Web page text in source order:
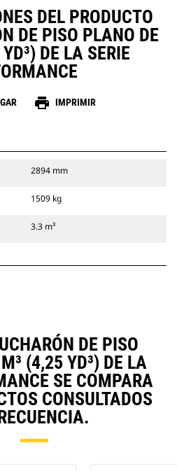
DEL PRODUCTO
DE PISO PLANO DE
DE LA SERIE
print IMPRIMIR
2894 mm
1509 kg
3.3 m³
DE PISO
(4,25 YD³) DE LA
SE COMPARA
CONSULTADOS